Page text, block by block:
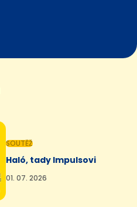
SOUTĚŽ
Haló, tady Impulsovi
01. 07. 2026